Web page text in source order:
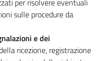
per risolvere eventuali
sulle procedure da
e dei
ricezione, registrazione